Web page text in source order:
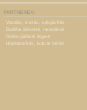
PARTNEREK:
Vasalás, mosás, ruhajavítás
Buddha idézetek, mondások
Online játékok ingyen
Hóeltakarítás, bobcat bérlés